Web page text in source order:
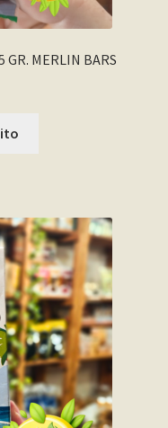
GR. MERLIN BARS